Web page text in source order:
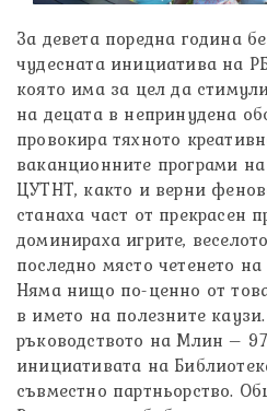
За девета поредна година
чудесната инициатива на
която има за цел да
на децата в непринудена
провокира тяхното
ваканционните програми
ЦУТНТ, както и верни
станаха част от прекрасен
доминираха игрите,
последно място четенето
Няма нищо по-ценно от
в името на полезните
ръководството на Млин –
инициативата на
съвместно партньорство.